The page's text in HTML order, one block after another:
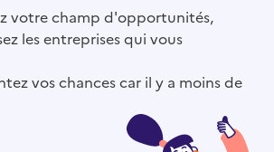
votre champ d'opportunités,
les entreprises qui vous
vos chances car il y a moins de